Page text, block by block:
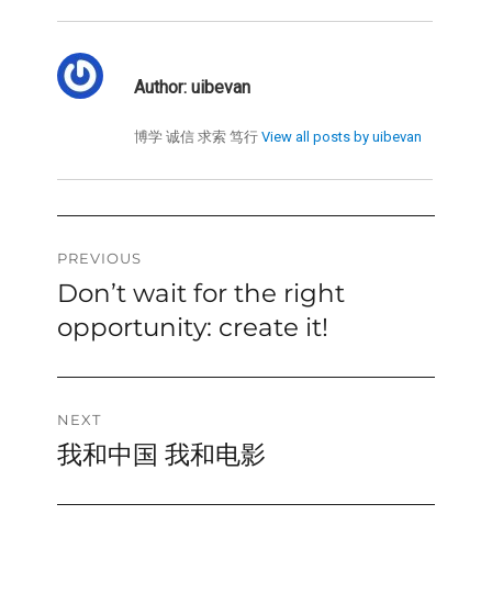
Author:uibevan
博学 诚信 求索 笃行 View all posts by uibevan
Post
navigation
PREVIOUS
Previous
post:
Don’t wait for the right
opportunity: create it!
NEXT
Next
我和中国 我和电影